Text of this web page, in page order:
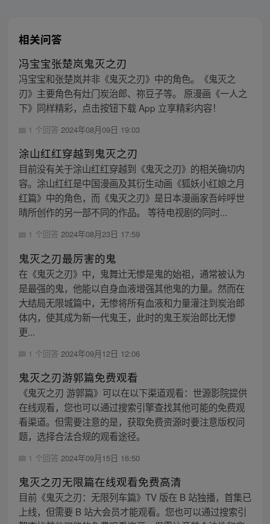
相关问答
冯宝宝张楚岚鬼灭之刃
冯宝宝和张楚岚并非《鬼灭之刃》中的角色。《鬼灭之
刃》主要角色有灶门炭治郎、祢豆子等。 原漫画《一人之
下》同样精彩，点击按钮下载 App 立享精彩内容！
1 个回答 2024年08月09日 19:03
涂山红红穿越到鬼灭之刃
目前没有关于涂山红红穿越到《鬼灭之刃》的相关确切内
容。涂山红红是中国漫画及其衍生动画《狐妖小红娘之月
红篇》中的角色，而《鬼灭之刃》是日本漫画家吾峠呼世
晴所创作的另一部不同的作品。 等待电视剧的同时...
1 个回答 2024年08月23日 17:59
鬼灭之刃最厉害的鬼
在《鬼灭之刃》中，鬼舞辻无惨是鬼的始祖，通常被认为
是最强的鬼，他能以自身血液增强其他鬼的力量。然而在
大结局无限城篇中，无惨将所有血液和力量灌注到炭治郎
体内，使其成为新一代鬼王，此时的鬼王炭治郎比无惨
更...
1 个回答 2024年09月12日 12:06
鬼灭之刃游郭篇免费观看
《鬼灭之刃 游郭篇》可以在以下渠道观看：世源影院提供
在线观看，您也可以通过搜索引擎查找其他可能的免费观
看渠道。但需要注意的是，获取免费资源时要注意版权问
题，选择合法合规的观看途径。
1 个回答 2024年09月15日 16:50
鬼灭之刃无限篇在线观看免费高清
目前《鬼灭之刃：无限列车篇》TV 版在 B 站独播，首集已
上线，但需要 B 站大会员才能观看。您也可以通过搜索引